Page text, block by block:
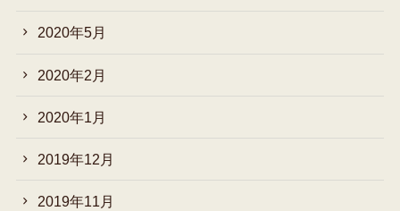
2020年5月
2020年2月
2020年1月
2019年12月
2019年11月